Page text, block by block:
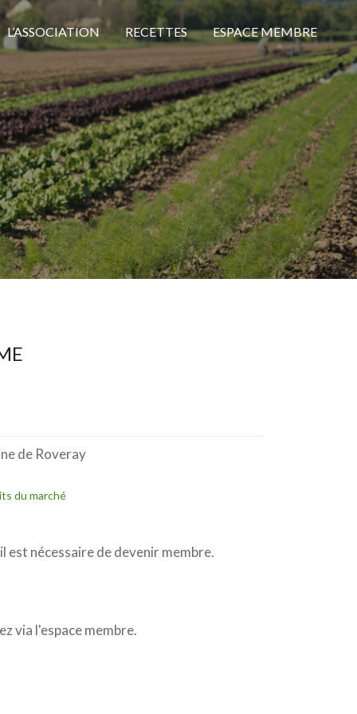
L’ASSOCIATION RECETTES ESPACE MEMBRE
de Roveray
du marché
est nécessaire de devenir membre.
via l'espace membre.